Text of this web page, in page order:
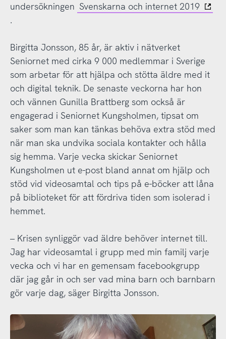
undersökningen Svenskarna och internet 2019
.
Birgitta Jonsson, 85 år, är aktiv i nätverket
Seniornet med cirka 9 000 medlemmar i Sverige
som arbetar för att hjälpa och stötta äldre med it
och digital teknik. De senaste veckorna har hon
och vännen Gunilla Brattberg som också är
engagerad i Seniornet Kungsholmen, tipsat om
saker som man kan tänkas behöva extra stöd med
när man ska undvika sociala kontakter och hålla
sig hemma. Varje vecka skickar Seniornet
Kungsholmen ut e-post bland annat om hjälp och
stöd vid videosamtal och tips på e-böcker att låna
på biblioteket för att fördriva tiden som isolerad i
hemmet.
– Krisen synliggör vad äldre behöver internet till.
Jag har videosamtal i grupp med min familj varje
vecka och vi har en gemensam facebookgrupp
där jag går in och ser vad mina barn och barnbarn
gör varje dag, säger Birgitta Jonsson.